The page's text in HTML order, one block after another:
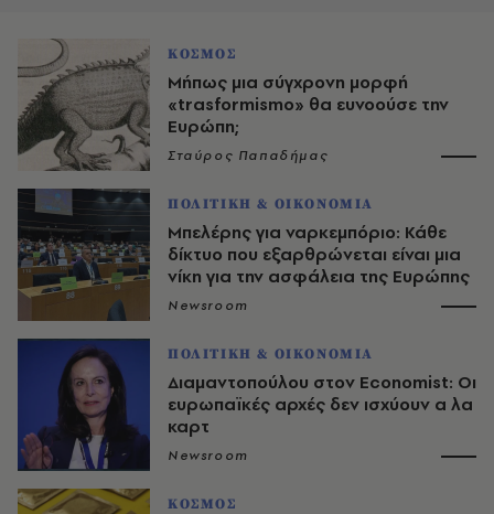
ΚΟΣΜΟΣ
Μήπως μια σύγχρονη μορφή
«trasformismo» θα ευνοούσε την
Ευρώπη;
Σταύρος Παπαδήμας
ΠΟΛΙΤΙΚΗ & ΟΙΚΟΝΟΜΙΑ
Μπελέρης για ναρκεμπόριο: Κάθε
δίκτυο που εξαρθρώνεται είναι μια
νίκη για την ασφάλεια της Ευρώπης
Newsroom
ΠΟΛΙΤΙΚΗ & ΟΙΚΟΝΟΜΙΑ
Διαμαντοπούλου στον Economist: Οι
ευρωπαϊκές αρχές δεν ισχύουν α λα
καρτ
Newsroom
ΚΟΣΜΟΣ